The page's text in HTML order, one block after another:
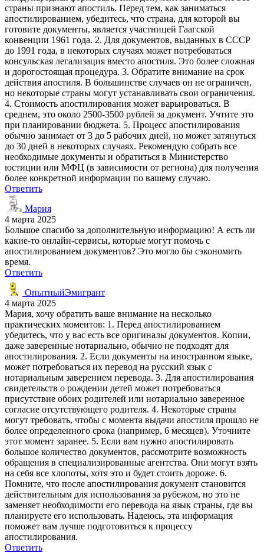
страны признают апостиль. Перед тем, как заниматься
апостилированием, убедитесь, что страна, для которой вы
готовите документы, является участницей Гаагской
конвенции 1961 года. 2. Для документов, выданных в СССР
до 1991 года, в некоторых случаях может потребоваться
консульская легализация вместо апостиля. Это более сложная
и дорогостоящая процедура. 3. Обратите внимание на срок
действия апостиля. В большинстве случаев он не ограничен,
но некоторые страны могут устанавливать свои ограничения.
4. Стоимость апостилирования может варьироваться. В
среднем, это около 2500-3500 рублей за документ. Учтите это
при планировании бюджета. 5. Процесс апостилирования
обычно занимает от 3 до 5 рабочих дней, но может затянуться
до 30 дней в некоторых случаях. Рекомендую собрать все
необходимые документы и обратиться в Министерство
юстиции или МФЦ (в зависимости от региона) для получения
более конкретной информации по вашему случаю.
Ответить
Мария
4 марта 2025
Большое спасибо за дополнительную информацию! А есть ли
какие-то онлайн-сервисы, которые могут помочь с
апостилированием документов? Это могло бы сэкономить
время.
Ответить
ОпытныйЭмигрант
4 марта 2025
Мария, хочу обратить ваше внимание на несколько
практических моментов: 1. Перед апостилированием
убедитесь, что у вас есть все оригиналы документов. Копии,
даже заверенные нотариально, обычно не подходят для
апостилирования. 2. Если документы на иностранном языке,
может потребоваться их перевод на русский язык с
нотариальным заверением перевода. 3. Для апостилирования
свидетельств о рождении детей может потребоваться
присутствие обоих родителей или нотариально заверенное
согласие отсутствующего родителя. 4. Некоторые страны
могут требовать, чтобы с момента выдачи апостиля прошло не
более определенного срока (например, 6 месяцев). Уточните
этот момент заранее. 5. Если вам нужно апостилировать
большое количество документов, рассмотрите возможность
обращения в специализированные агентства. Они могут взять
на себя все хлопоты, хотя это и будет стоить дороже. 6.
Помните, что после апостилирования документ становится
действительным для использования за рубежом, но это не
заменяет необходимости его перевода на язык страны, где вы
планируете его использовать. Надеюсь, эта информация
поможет вам лучше подготовиться к процессу
апостилирования.
Ответить